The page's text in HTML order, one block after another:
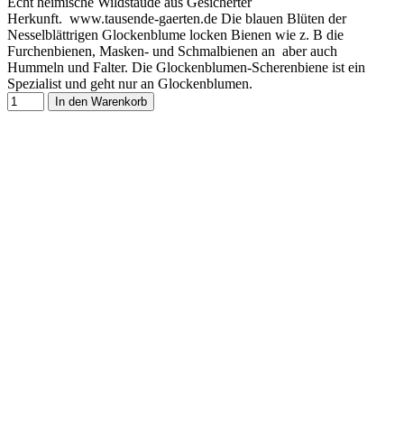
Herkunft. www.tausende-gaerten.de Die blauen Blüten der
Nesselblättrigen Glockenblume locken Bienen wie z. B die
Furchenbienen, Masken- und Schmalbienen an aber auch
Hummeln und Falter. Die Glockenblumen-Scherenbiene ist ein
Spezialist und geht nur an Glockenblumen.
In den Warenkorb